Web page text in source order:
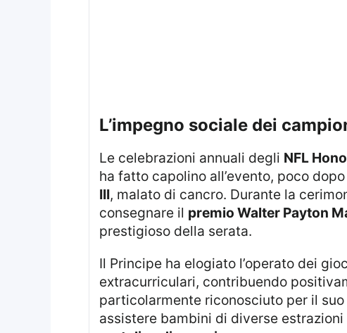
L’impegno sociale dei
Le celebrazioni annuali degli NFL
ha fatto capolino all’evento, poco
III, malato di cancro. Durante la
consegnare il premio Walter Payton
prestigioso della serata.
Il Principe ha elogiato l’operato dei
extracurriculari, contribuendo
particolarmente riconosciuto per il
assistere bambini di diverse